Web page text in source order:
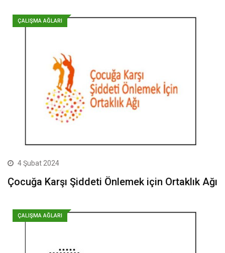
ÇALIŞMA AĞLARI
4 Şubat 2024
Çocuğa Karşı Şiddeti Önlemek için Ortaklık Ağı
ÇALIŞMA AĞLARI